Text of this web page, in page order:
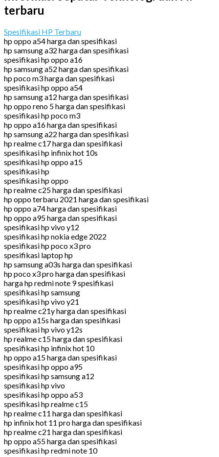
terbaru
Spesifikasi HP Terbaru
hp oppo a54 harga dan spesifikasi
hp samsung a32 harga dan spesifikasi
spesifikasi hp oppo a16
hp samsung a52 harga dan spesifikasi
hp poco m3 harga dan spesifikasi
spesifikasi hp oppo a54
hp samsung a12 harga dan spesifikasi
hp oppo reno 5 harga dan spesifikasi
spesifikasi hp poco m3
hp oppo a16 harga dan spesifikasi
hp samsung a22 harga dan spesifikasi
hp realme c17 harga dan spesifikasi
spesifikasi hp infinix hot 10s
spesifikasi hp oppo a15
spesifikasi hp
spesifikasi hp oppo
hp realme c25 harga dan spesifikasi
hp oppo terbaru 2021 harga dan spesifikasi
hp oppo a74 harga dan spesifikasi
hp oppo a95 harga dan spesifikasi
spesifikasi hp vivo y12
spesifikasi hp nokia edge 2022
spesifikasi hp poco x3 pro
spesifikasi laptop hp
hp samsung a03s harga dan spesifikasi
hp poco x3 pro harga dan spesifikasi
harga hp redmi note 9 spesifikasi
spesifikasi hp samsung
spesifikasi hp vivo y21
hp realme c21y harga dan spesifikasi
hp oppo a15s harga dan spesifikasi
spesifikasi hp vivo y12s
hp realme c15 harga dan spesifikasi
spesifikasi hp infinix hot 10
hp oppo a15 harga dan spesifikasi
spesifikasi hp oppo a95
spesifikasi hp samsung a12
spesifikasi hp vivo
spesifikasi hp oppo a53
spesifikasi hp realme c15
hp realme c11 harga dan spesifikasi
hp infinix hot 11 pro harga dan spesifikasi
hp realme c21 harga dan spesifikasi
hp oppo a55 harga dan spesifikasi
spesifikasi hp redmi note 10